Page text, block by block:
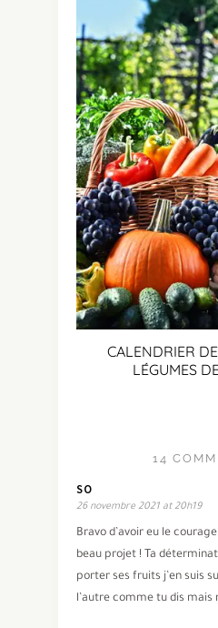
CALENDRIER
LÉGUMES
14
SO
26 novembre 2021 at 20h19
Bravo d’avoir eu le
beau projet ! Ta
porter ses fruits j’en suis
l’autre comme tu dis mais